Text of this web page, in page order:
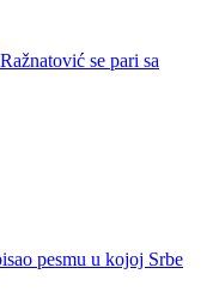
se pari sa
pesmu u kojoj Srbe